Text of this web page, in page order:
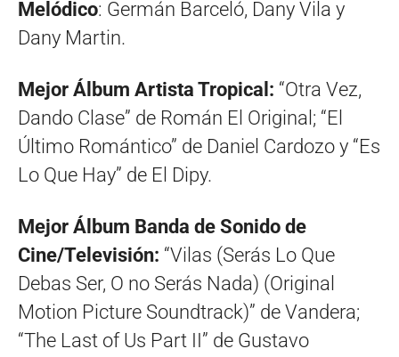
Melódico: Germán Barceló, Dany Vila y
Dany Martin.
Mejor Álbum Artista Tropical: “Otra Vez,
Dando Clase” de Román El Original; “El
Último Romántico” de Daniel Cardozo y “Es
Lo Que Hay” de El Dipy.
Mejor Álbum Banda de Sonido de
Cine/Televisión: “Vilas (Serás Lo Que
Debas Ser, O no Serás Nada) (Original
Motion Picture Soundtrack)” de Vandera;
“The Last of Us Part II” de Gustavo